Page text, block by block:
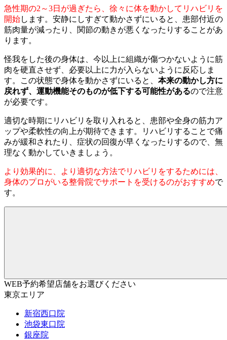
急性期の2～3日が過ぎたら、徐々に体を動かしてリハビリを
開始します。安静にしすぎて動かさずにいると、患部付近の
筋肉量が減ったり、関節の動きが悪くなったりすることがあ
ります。
怪我をした後の身体は、今以上に組織が傷つかないように筋
肉を硬直させず、必要以上に力が入らないように反応しま
す。この状態で身体を動かさずにいると、 本来の動かし方に
戻れず、運動機能そのものが低下する可能性があるので注意
が必要です。
適切な時期にリハビリを取り入れると、患部や全身の筋力ア
ップや柔軟性の向上が期待できます。リハビリすることで痛
みが緩和されたり、症状の回復が早くなったりするので、無
理なく動かしていきましょう。
より効果的に、より適切な方法でリハビリをするためには、
身体のプロがいる整骨院でサポートを受けるのがおすすめで
す。
WEB予約希望店舗をお選びください
東京エリア
新宿西口院
池袋東口院
銀座院